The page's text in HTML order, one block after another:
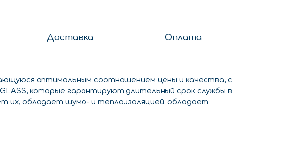
Доставка Оплата
оптимальным соотношением цены и качества, с
которые гарантируют длительный срок службы в
их, обладает шумо- и теплоизоляцией, обладает